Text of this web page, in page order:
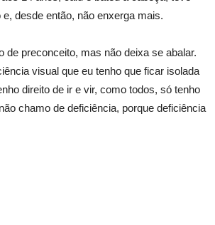
desde então, não enxerga mais.
de preconceito, mas não deixa se abalar.
visual que eu tenho que ficar isolada
direito de ir e vir, como todos, só tenho
chamo de deficiência, porque deficiência